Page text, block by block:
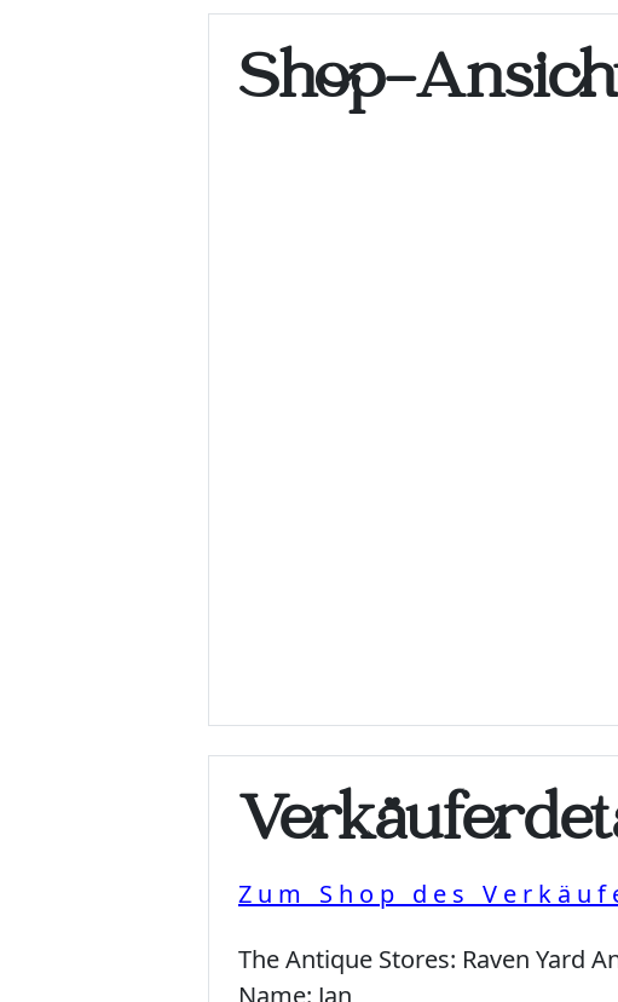
Shop-
Zum Shop des
The Antique Stores: Raven Yard
Name: Jan